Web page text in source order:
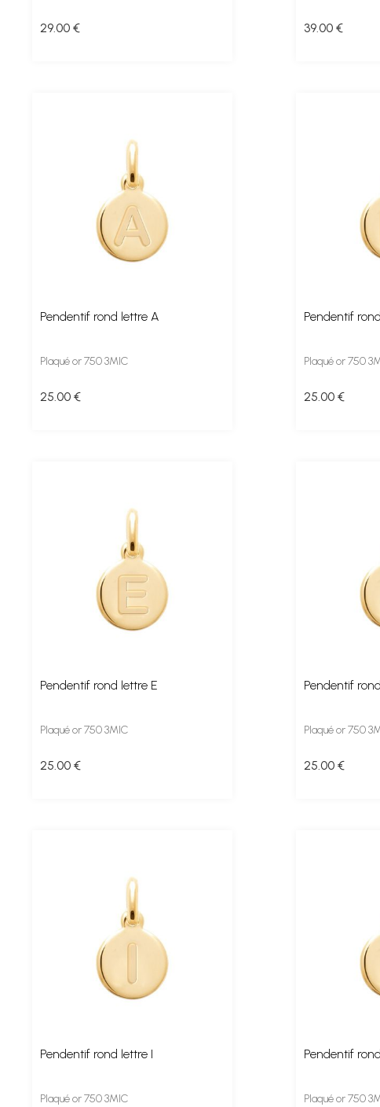
29.00 € 39.00 €
Pendentif rond lettre A
Plaqué or 750 3MIC
25 .00 €
Pendentif
Plaqué or 750
25 .00 €
Pendentif rond lettre E
Plaqué or 750 3MIC
25 .00 €
Pendentif
Plaqué or 750
25 .00 €
Pendentif rond lettre I
Plaqué or 750 3MIC
Pendentif
Plaqué or 750